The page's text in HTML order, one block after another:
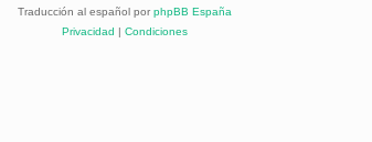
Traducción al español por phpBB España
Privacidad | Condiciones